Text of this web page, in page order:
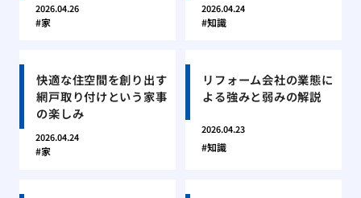
2026.04.26
家
2026.04.24
知識
快適な住空間を創り出す
網戸取り付けという家事
の楽しみ
2026.04.24
家
リフォーム会社の業態に
よる強みと弱みの解説
2026.04.23
知識